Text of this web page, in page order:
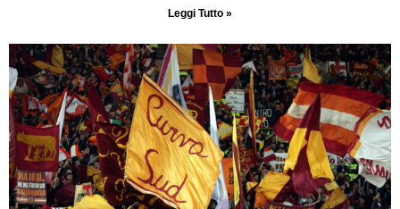
Leggi Tutto »